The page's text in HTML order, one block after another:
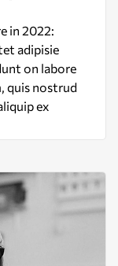
in 2022:
adipisie
on labore
quis nostrud
ex